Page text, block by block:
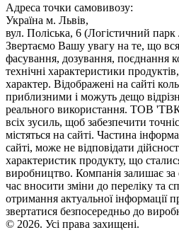
Адреса точки самовивозу:
Україна м. Львів,
вул. Поліська, 6 (Логістичний парк
Звертаємо Вашу увагу на те, що
фасування, дозування, поєднання
технічні характеристики
характер. Відображені на сайті
приблизними і можуть дещо
реального використання. ТОВ 'ТВК
всіх зусиль, щоб забезпечити
містяться на сайті. Частина
сайті, може не відповідати
характеристик продукту, що
виробництво. Компанія залишає
час вносити зміни до переліку та
отримання актуальної інформації
звертатися безпосередньо до
© 2026. Усі права захищені.